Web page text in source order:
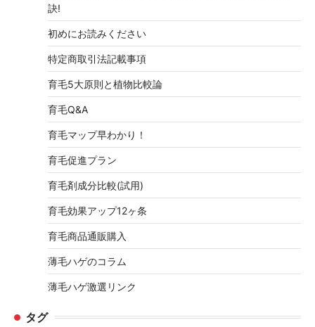
訣!
初めにお読みください
特定商取引法記載事項
育毛5大原則と植物比較論
育毛Q&A
育毛マップ早わかり！
育毛促進プラン
育毛剤成分比較(試用)
育毛効果アップ12ヶ条
育毛商品通販購入
薄毛ハゲのコラム
薄毛ハゲ激選リンク
タグ